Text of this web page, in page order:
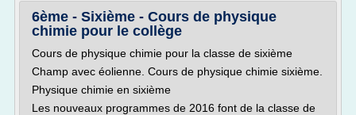
6ème - Sixième - Cours de physique
chimie pour le collège
Cours de physique chimie pour la classe de sixième
Champ avec éolienne. Cours de physique chimie sixième.
Physique chimie en sixième
Les nouveaux programmes de 2016 font de la classe de